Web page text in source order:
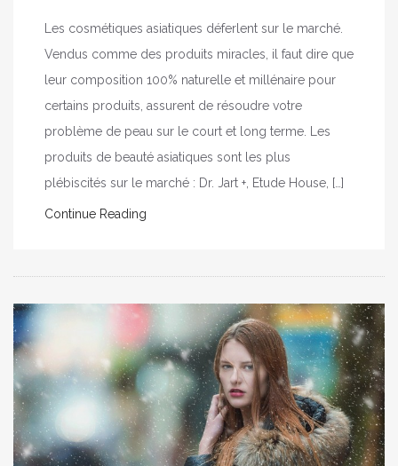
Les cosmétiques asiatiques déferlent sur le marché.
Vendus comme des produits miracles, il faut dire que
leur composition 100% naturelle et millénaire pour
certains produits, assurent de résoudre votre
problème de peau sur le court et long terme. Les
produits de beauté asiatiques sont les plus
plébiscités sur le marché : Dr. Jart +, Etude House, […]
Continue Reading